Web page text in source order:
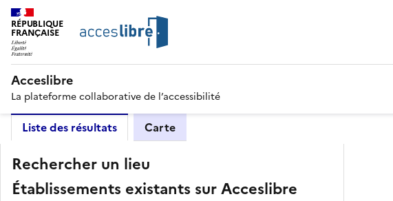
RÉPUBLIQUE
FRANÇAISE
Acceslibre
La plateforme collaborative de l’accessibilité
Liste des résultats Carte
Rechercher un lieu
Établissements existants sur Acceslibre